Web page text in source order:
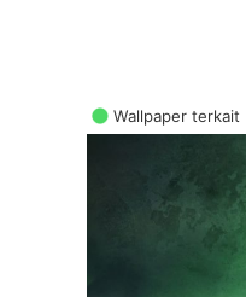
Wallpaper terkait